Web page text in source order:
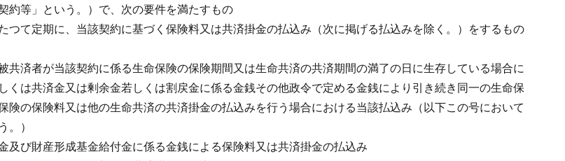
約等」という。）で、次の要件を満たすもの
つて定期に、当該契約に基づく保険料又は共済掛金の払込み（次に掲げる払込みを除く。）をするもの
共済者が当該契約に係る生命保険の保険期間又は生命共済の共済期間の満了の日に生存している場合に
くは共済金又は剰余金若しくは割戻金に係る金銭その他政令で定める金銭により引き続き同一の生命保
険の保険料又は他の生命共済の共済掛金の払込みを行う場合における当該払込み（以下この号において
。）
及び財産形成基金給付金に係る金銭による保険料又は共済掛金の払込み